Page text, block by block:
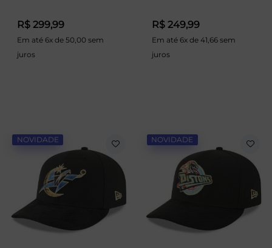
R$ 299,99
Em até 6x de 50,00 sem
juros
R$ 249,99
Em até 6x de 41,66 sem
juros
NOVIDADE NOVIDADE